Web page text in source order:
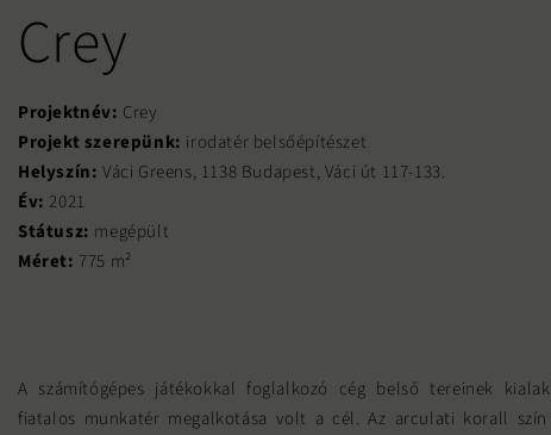
Crey
Projektnév: Crey
Projekt szerepünk: irodatér belsőépítészet
Helyszín: Váci Greens, 1138 Budapest, Váci út 117-133.
Év: 2021
Státusz: megépült
Méret: 775 m²
A számítógépes játékokkal foglalkozó cég belső tereinek
fiatalos munkatér megalkotása volt a cél. Az arculati korall